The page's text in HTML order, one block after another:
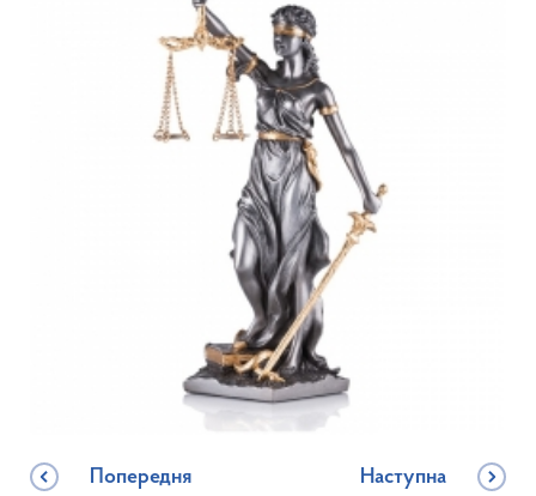
Попередня Наступна